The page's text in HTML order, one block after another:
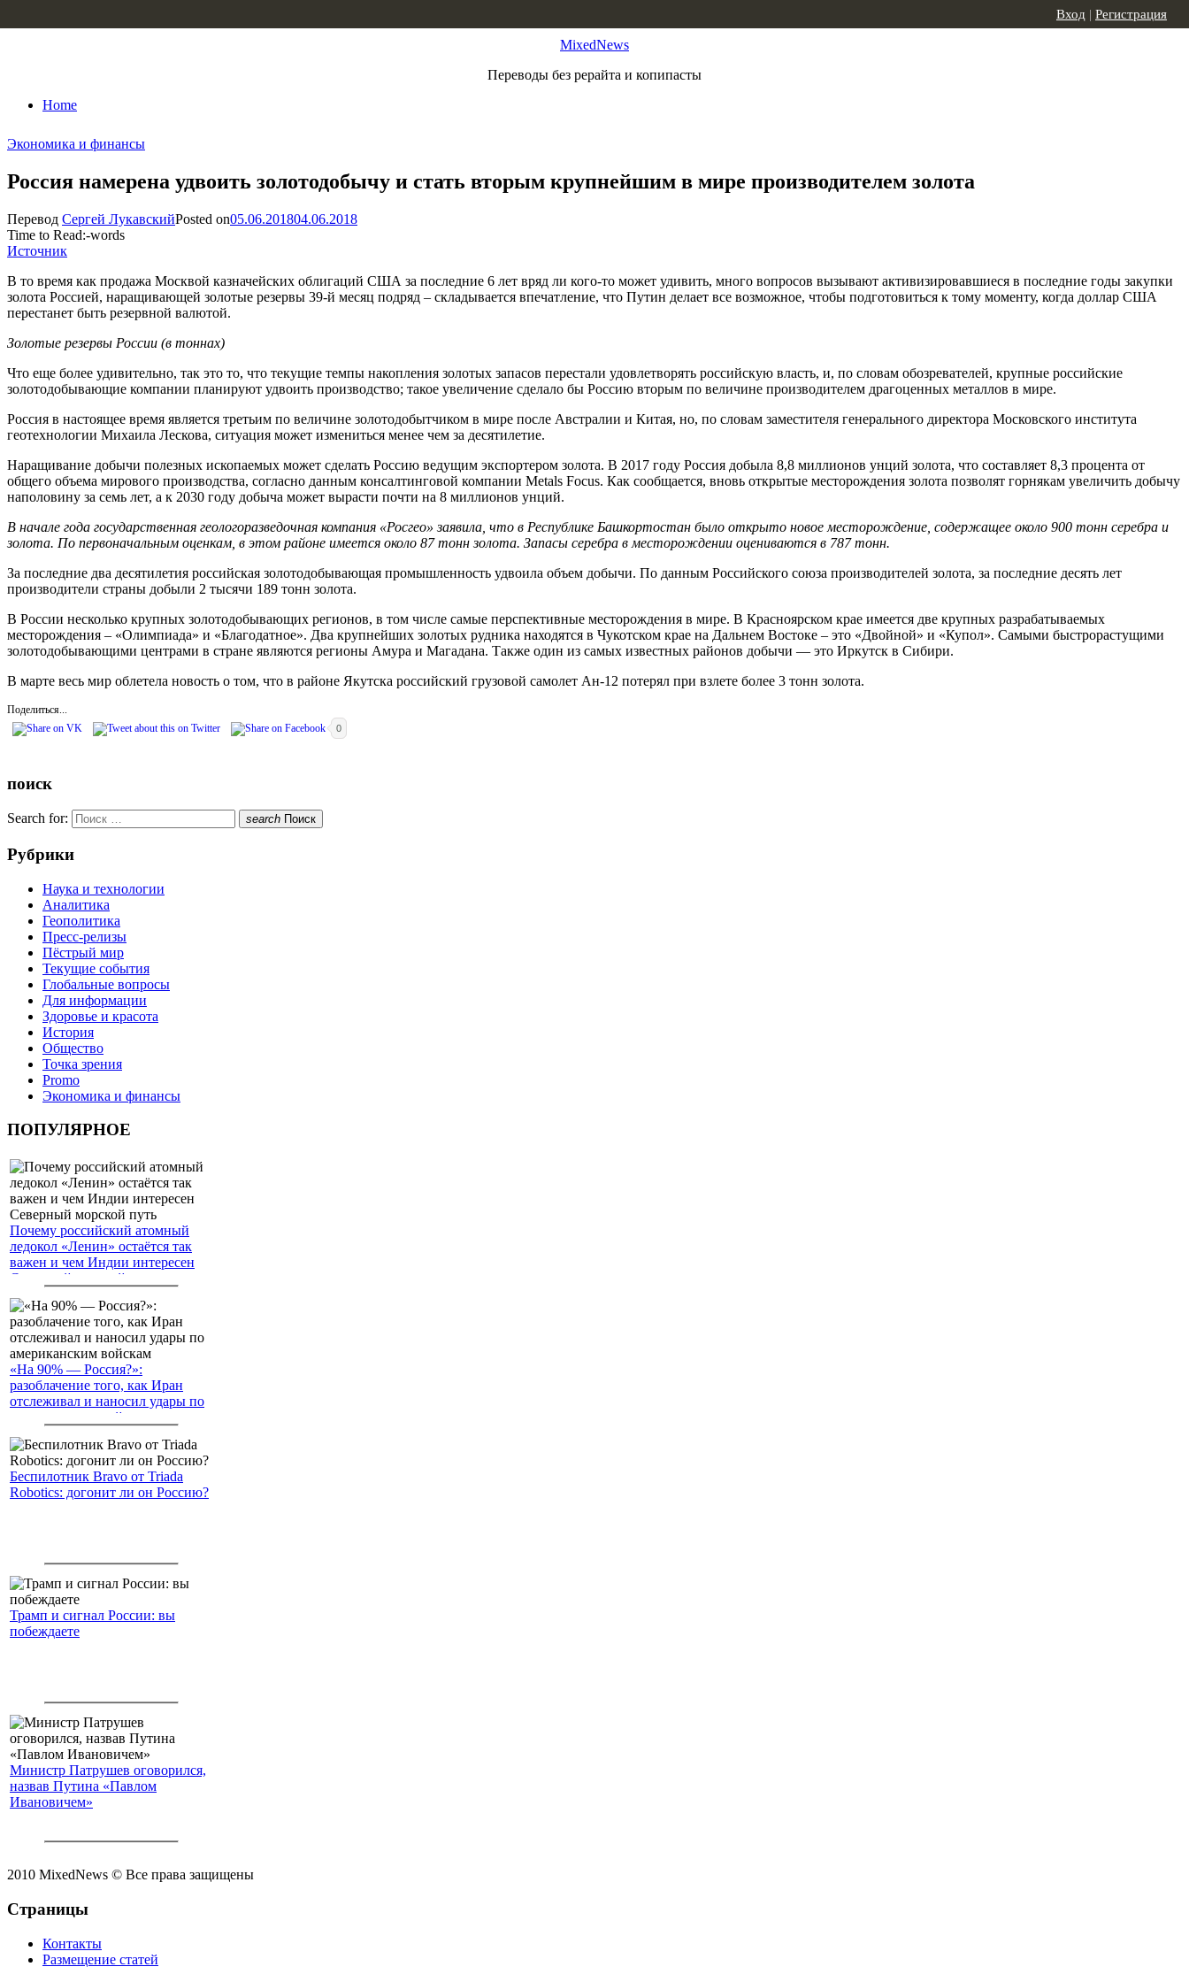
MixedNews
Переводы без рерайта и копипасты
Home
Вход | Регистрация
Экономика и финансы
Россия намерена удвоить золотодобычу и стать вторым крупнейшим в мире производителем золота
Перевод Сергей ЛукавскийPosted on05.06.201804.06.2018
Time to Read:-words
Источник
В то время как продажа Москвой казначейских облигаций США за последние 6 лет вряд ли кого-то может удивить, много вопросов вызывают активизировавшиеся в последние годы закупки
золота Россией, наращивающей золотые резервы 39-й месяц подряд – складывается впечатление, что Путин делает все возможное, чтобы подготовиться к тому моменту, когда доллар США
перестанет быть резервной валютой.
Золотые резервы России (в тоннах)
Что еще более удивительно, так это то, что текущие темпы накопления золотых запасов перестали удовлетворять российскую власть, и, по словам обозревателей, крупные российские
золотодобывающие компании планируют удвоить производство; такое увеличение сделало бы Россию вторым по величине производителем драгоценных металлов в мире.
Россия в настоящее время является третьим по величине золотодобытчиком в мире после Австралии и Китая, но, по словам заместителя генерального директора Московского института
геотехнологии Михаила Лескова, ситуация может измениться менее чем за десятилетие.
Наращивание добычи полезных ископаемых может сделать Россию ведущим экспортером золота. В 2017 году Россия добыла 8,8 миллионов унций золота, что составляет 8,3 процента от
общего объема мирового производства, согласно данным консалтинговой компании Metals Focus. Как сообщается, вновь открытые месторождения золота позволят горнякам увеличить добычу
наполовину за семь лет, а к 2030 году добыча может вырасти почти на 8 миллионов унций.
В начале года государственная геологоразведочная компания «Росгео» заявила, что в Республике Башкортостан было открыто новое месторождение, содержащее около 900 тонн серебра и
золота. По первоначальным оценкам, в этом районе имеется около 87 тонн золота. Запасы серебра в месторождении оцениваются в 787 тонн.
За последние два десятилетия российская золотодобывающая промышленность удвоила объем добычи. По данным Российского союза производителей золота, за последние десять лет
производители страны добыли 2 тысячи 189 тонн золота.
В России несколько крупных золотодобывающих регионов, в том числе самые перспективные месторождения в мире. В Красноярском крае имеется две крупных разрабатываемых
месторождения – «Олимпиада» и «Благодатное». Два крупнейших золотых рудника находятся в Чукотском крае на Дальнем Востоке – это «Двойной» и «Купол». Самыми быстрорастущими
золотодобывающими центрами в стране являются регионы Амура и Магадана. Также один из самых известных районов добычи — это Иркутск в Сибири.
В марте весь мир облетела новость о том, что в районе Якутска российский грузовой самолет Ан-12 потерял при взлете более 3 тонн золота.
Поделиться...
0
поиск
Search for: search Поиск
Рубрики
Наука и технологии
Аналитика
Геополитика
Пресс-релизы
Пёстрый мир
Текущие события
Глобальные вопросы
Для информации
Здоровье и красота
История
Общество
Точка зрения
Promo
Экономика и финансы
ПОПУЛЯРНОЕ
Почему российский атомный
ледокол «Ленин» остаётся так
важен и чем Индии интересен
Северный морской путь
«На 90% — Россия?»:
разоблачение того, как Иран
отслеживал и наносил удары по
американским войскам
Беспилотник Bravo от Triada
Robotics: догонит ли он Россию?
Трамп и сигнал России: вы
побеждаете
Министр Патрушев оговорился,
назвав Путина «Павлом
Ивановичем»
2010 MixedNews © Все права защищены
Страницы
Контакты
Размещение статей